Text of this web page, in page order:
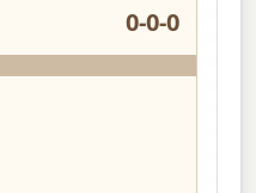
0-0-0